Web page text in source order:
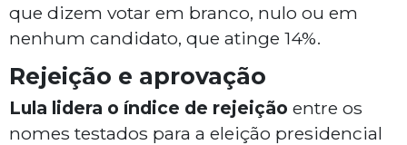
que dizem votar em branco, nulo ou em
nenhum candidato, que atinge 14%.
Rejeição e aprovação
Lula lidera o índice de rejeição entre os
nomes testados para a eleição presidencial